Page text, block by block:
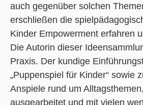
auch gegenüber solchen
erschließen die
Kinder Empowerment erfahren
Die Autorin dieser
Praxis. Der kundige
„Puppenspiel für Kinder“ sowie
Anspiele rund um
ausgearbeitet und mit vielen